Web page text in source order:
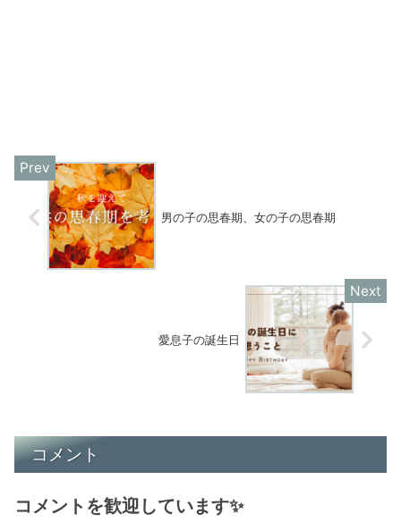
男の子の思春期、女の子の思春期
愛息子の誕生日
コメント
コメントを歓迎しています✨